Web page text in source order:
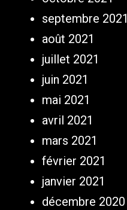
septembre 2021
août 2021
juillet 2021
juin 2021
mai 2021
avril 2021
mars 2021
février 2021
janvier 2021
décembre 2020